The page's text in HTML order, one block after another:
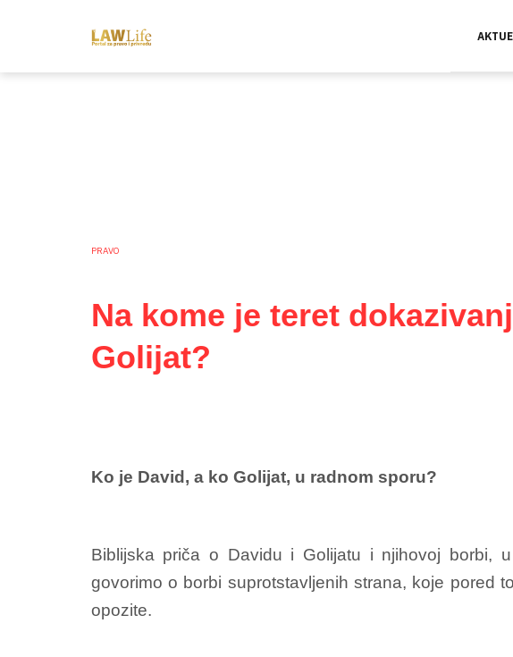
PRAVO
Na kome je teret
Golijat?
Ko je David, a ko Golijat, u radnom sporu?
Biblijska priča o Davidu i Golijatu i njihovoj borbi,
govorimo o borbi suprotstavljenih strana, koje pored
opozite.